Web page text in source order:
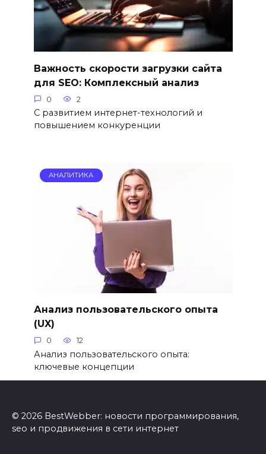
Важность скорости загрузки сайта
для SEO: Комплексный анализ
0 2
С развитием интернет-технологий и
повышением конкуренции
АНАЛИТИКА
Анализ пользовательского опыта
(UX)
0 12
Анализ пользовательского опыта:
ключевые концепции
© 2026 BestWebber: новости программирования,
seo и продвижения в сети интернет